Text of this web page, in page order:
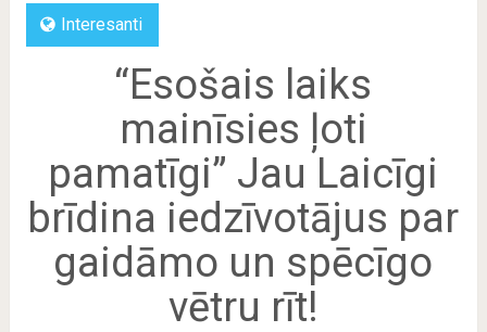
Interesanti
“Esošais laiks
mainīsies ļoti
pamatīgi” Jau Laicīgi
brīdina iedzīvotājus par
gaidāmo un spēcīgo
vētru rīt!